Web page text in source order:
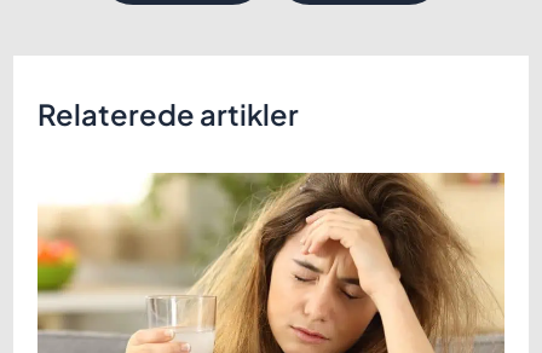
Relaterede artikler